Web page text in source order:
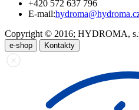
+420 572 637 796
E-mail:
Copyright © 2016; HYDROMA,
e-shop Kontakty